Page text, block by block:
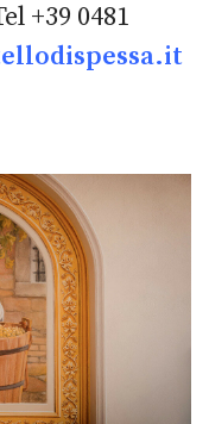
+39 0481